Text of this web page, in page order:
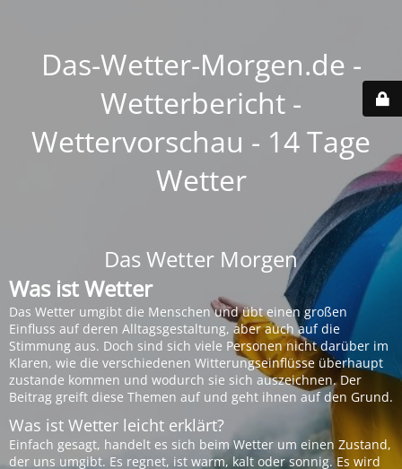
Das-Wetter-Morgen.de -
Wetterbericht -
Wettervorschau - 14 Tage
Wetter
Das Wetter Morgen
Was ist Wetter
Das Wetter umgibt die Menschen und übt einen großen
Einfluss auf deren Alltagsgestaltung, aber auch auf die
Stimmung aus. Doch sind sich viele Personen nicht darüber im
Klaren, wie die verschiedenen Witterungseinflüsse überhaupt
zustande kommen und wodurch sie sich auszeichnen. Der
Beitrag greift diese Themen auf und geht ihnen auf den Grund.
Was ist Wetter leicht erklärt?
Einfach gesagt, handelt es sich beim Wetter um einen Zustand,
der uns umgibt. Es regnet, ist warm, kalt oder sonnig. Es wird